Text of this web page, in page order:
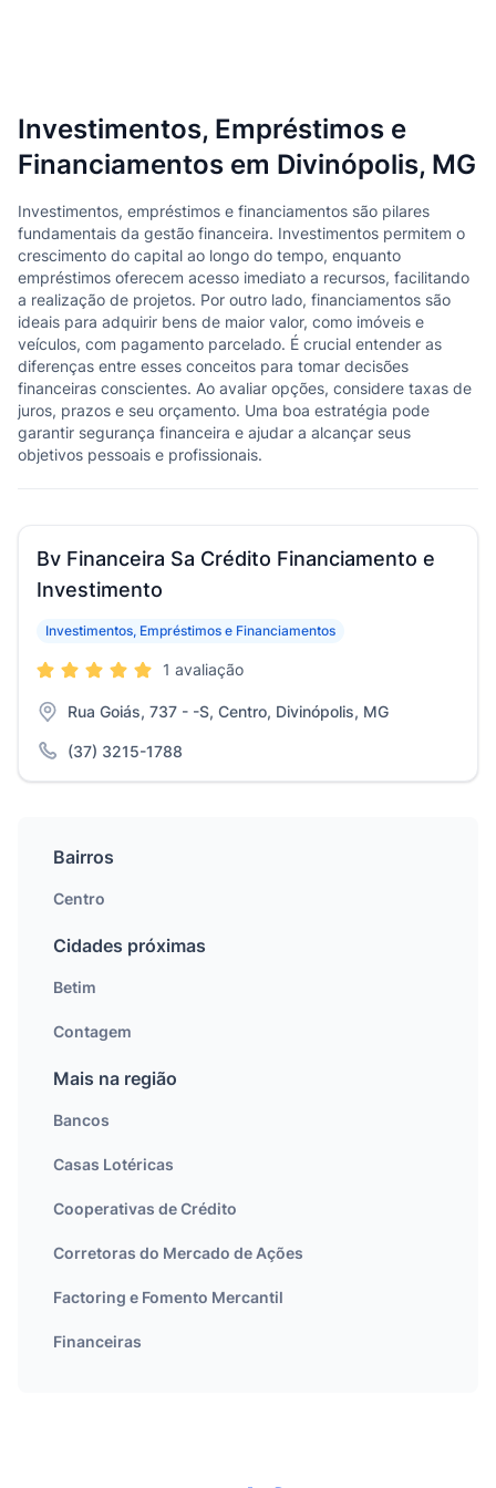
Investimentos, Empréstimos e
Financiamentos em Divinópolis, MG
Investimentos, empréstimos e financiamentos são pilares
fundamentais da gestão financeira. Investimentos permitem o
crescimento do capital ao longo do tempo, enquanto
empréstimos oferecem acesso imediato a recursos, facilitando
a realização de projetos. Por outro lado, financiamentos são
ideais para adquirir bens de maior valor, como imóveis e
veículos, com pagamento parcelado. É crucial entender as
diferenças entre esses conceitos para tomar decisões
financeiras conscientes. Ao avaliar opções, considere taxas de
juros, prazos e seu orçamento. Uma boa estratégia pode
garantir segurança financeira e ajudar a alcançar seus
objetivos pessoais e profissionais.
Bv Financeira Sa Crédito Financiamento e
Investimento
Investimentos, Empréstimos e Financiamentos
1 avaliação
Rua Goiás, 737 - -S, Centro, Divinópolis, MG
(37) 3215-1788
Bairros
Centro
Cidades próximas
Betim
Contagem
Mais na região
Bancos
Casas Lotéricas
Cooperativas de Crédito
Corretoras do Mercado de Ações
Factoring e Fomento Mercantil
Financeiras